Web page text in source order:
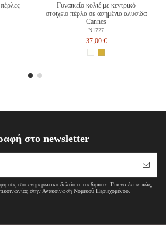
Γυναικείο κολιέ με κεντρικό
στοιχείο πέρλα σε ασημένια αλυσίδα
Cannes
Ν1727
37,00 €
στο newsletter
σας στο ενημερωτικό δελτίο οποτεδήποτε. Για να δείτε πώς,
στην Ανακοίνωση Νομικού Περιεχομένου.